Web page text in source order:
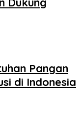
Pangan
di Indonesia